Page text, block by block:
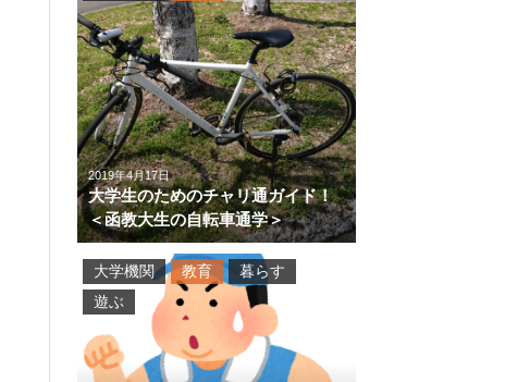
2019年4月17日
大学生のためのチャリ通ガイド！
＜函教大生の自転車通学＞
大学機関 教育
暮らす
遊ぶ